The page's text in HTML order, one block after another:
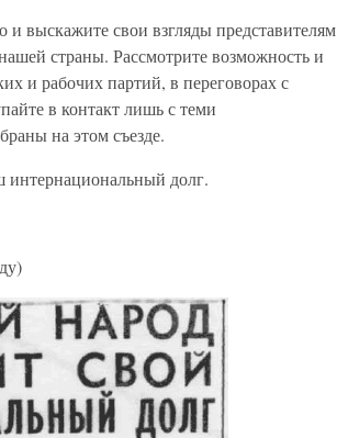
выскажите свои взгляды представителям
страны. Рассмотрите возможность и
и рабочих партий, в переговорах с
в контакт лишь с теми
на этом съезде.
интернациональный долг.